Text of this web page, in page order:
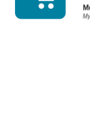
la